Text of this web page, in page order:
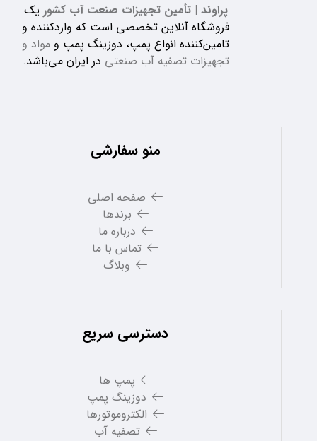
پراوند | تأمین تجهیزات صنعت آب کشور یک
فروشگاه آنلاین تخصصی است که واردکننده و
تامین‌کننده انواع پمپ، دوزینگ پمپ و مواد و
تجهیزات تصفیه آب صنعتی در ایران می‌باشد.
منو سفارشی
صفحه اصلی
برندها
درباره ما
تماس با ما
وبلاگ
دسترسی سریع
پمپ ها
دوزینگ پمپ
الکتروموتورها
تصفیه آب